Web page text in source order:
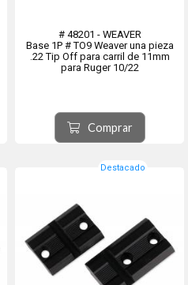
# 48201 - WEAVER
Base 1P # TO9 Weaver una pieza
.22 Tip Off para carril de 11mm
para Ruger 10/22
Comprar
Destacado